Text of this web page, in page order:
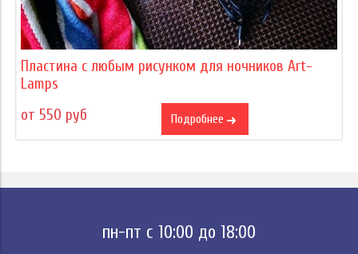
Пластина с любым рисунком для ночников Art-
Lamps
от 550 руб
Подробнее
пн-пт с 10:00 до 18:00